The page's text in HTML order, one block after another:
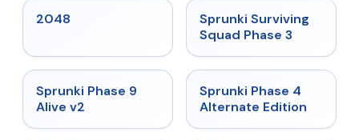
2048 ★ 4.7
Sprunki Surviving
Squad Phase 3
★
Sprunki Phase 9
Alive v2
★
Sprunki Phase 4
Alternate Edition